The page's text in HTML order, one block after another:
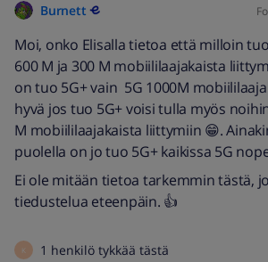
Burnett
Moi, onko Elisalla tietoa että milloin
600 M ja 300 M mobiililaajakaista
on tuo 5G+ vain 5G 1000M
hyvä jos tuo 5G+ voisi tulla myös
M mobiililaajakaista liittymiin 😁.
puolella on jo tuo 5G+ kaikissa 5G
Ei ole mitään tietoa tarkemmin tästä,
tiedustelua eteenpäin. 👍
K 1 henkilö tykkää tästä